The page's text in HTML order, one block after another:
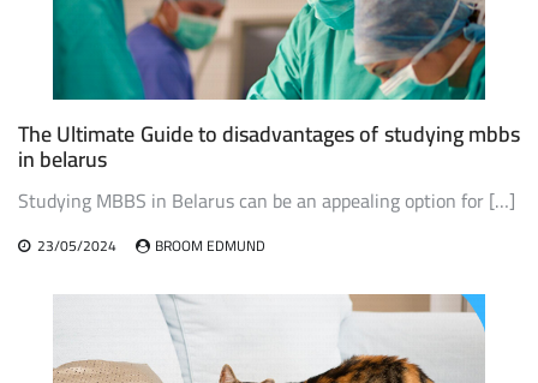
The Ultimate Guide to disadvantages of studying mbbs
in belarus
Studying MBBS in Belarus can be an appealing option for […]
23/05/2024 BROOM EDMUND